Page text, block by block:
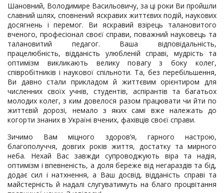
Шановний, Володимире Васильовичу, за ці роки Ви пройшли
славний шлях, сповнений яскравих життєвих подій, наукових
досягнень і перемог. Ви яскравий взірець талановитого
вченого, професіонал своєї справи, поважний науковець та
талановитий педагог. Ваша відповідальність,
працелюбність, відданість улюбленій справі, мудрість та
оптимізм викликають велику повагу з боку колег,
співробітників і наукової спільноти. Та, без перебільшення,
Ви давно стали прикладом й життєвим орієнтиром для
численних своїх учнів, студентів, аспірантів та багатьох
молодих колег, з ким довелося разом працювати чи йти по
життєвій дорозі, немало з яких самі вже належать до
когорти знаних в Україні вчених, фахівців своєї справи.
Зичимо Вам міцного здоров’я, гарного настрою,
благополуччя, довгих років життя, достатку та мирного
неба. Нехай Вас завжди супроводжують віра та надія,
оптимізм і впевненість, а доля береже від негараздів та бід,
додає сил і натхнення, а Ваш досвід, відданість справі та
майстерність й надалі слугуватимуть на благо процвітання